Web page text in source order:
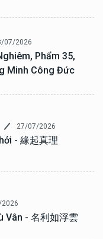
07/2026
Phẩm 35,
Minh Công Đức
27/07/2026
- 緣起真理
Vân - 名利如浮雲